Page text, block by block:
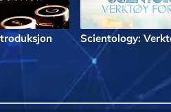
Scientology: